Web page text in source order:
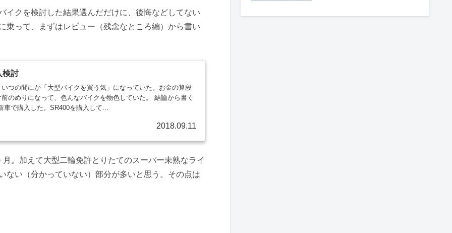
イクを検討した結果選んだだけに、後悔などしてない
乗って、まずはレビュー（残念なところ編）から書い
検討
つの間にか「大型バイクを買う気」になっていた。お金の算段
のめりになって、色んなバイクを物色していた。 結論から書く
で購入した。SR400を購入して...
2018.09.11
。加えて大型二輪免許とりたてのスーパー未熟なライ
ない（分かっていない）部分が多いと思う。その点は